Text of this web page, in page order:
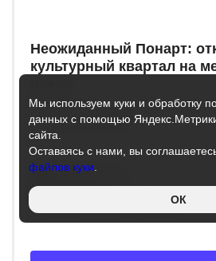
Неожиданный Понарт:
культурный квартал на
Увидеть старинную
музейный квартал
Тип:пешеходная
Длительность:2 часа
Количество участников:
Мы используем куки и обработку
данных с помощью
сайта.
Оставаясь с нами, вы
файлов куки
ОК